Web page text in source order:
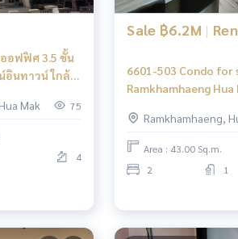
ออฟฟิศ 3.5 ชั้น
อินทาวน์ ใกล้
Mak
75
4
Sale ฿6.2M |
6601-503 Condo for
Ramkhamhaeng Hua
Ramkhamhaeng
Ramkhamhaeng,
Area : 43.00 Sq.m.
2
1